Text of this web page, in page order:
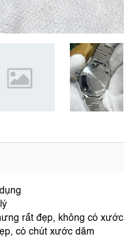
rất đẹp, không có xước
có chút xước dăm